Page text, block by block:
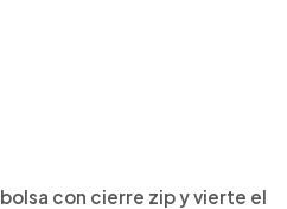
con cierre zip y vierte el